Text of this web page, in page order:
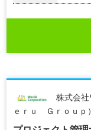
株式会社
ｅｒｕ Ｇｒｏｕｐ）